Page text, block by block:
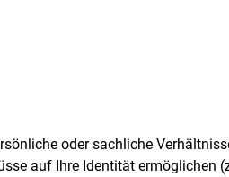
oder sachliche
auf Ihre Identität ermöglichen